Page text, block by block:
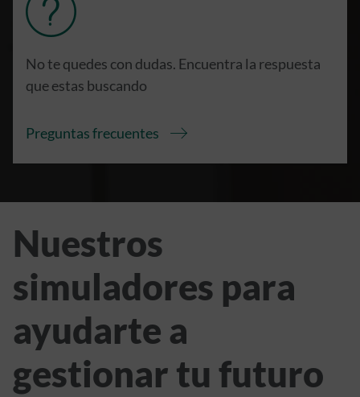
No te quedes con dudas. Encuentra la respuesta
que estas buscando
Preguntas frecuentes
Nuestros
simuladores para
ayudarte a
gestionar tu futuro